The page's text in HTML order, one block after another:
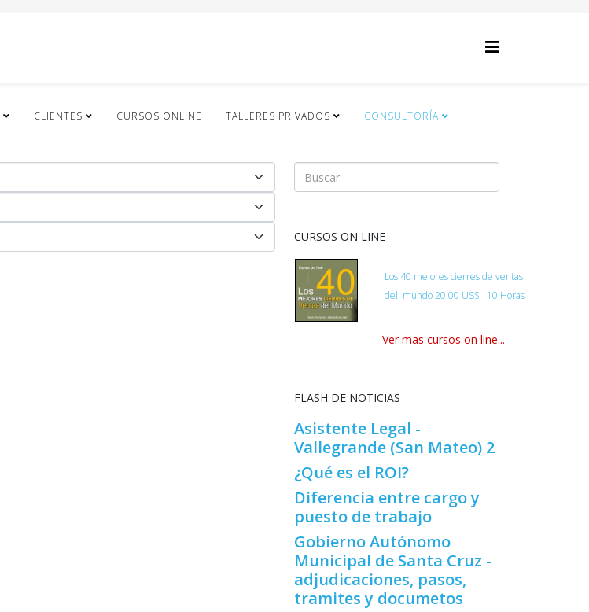
CLIENTES CURSOS ONLINE TALLERES PRIVADOS CONSULTORÍA
CURSOS ON LINE
Los 40 mejores cierres de ventas
del mundo20,00 US$ 10 Horas
Ver mas cursos on line...
FLASH DE NOTICIAS
Asistente Legal -
Vallegrande (San Mateo) 2
¿Qué es el ROI?
Diferencia entre cargo y
puesto de trabajo
Gobierno Autónomo
Municipal de Santa Cruz -
adjudicaciones, pasos,
tramites y documetos